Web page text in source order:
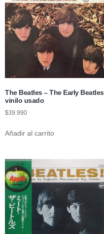
The Beatles – The Early Beatles
vinilo usado
$39.990
Añadir al carrito